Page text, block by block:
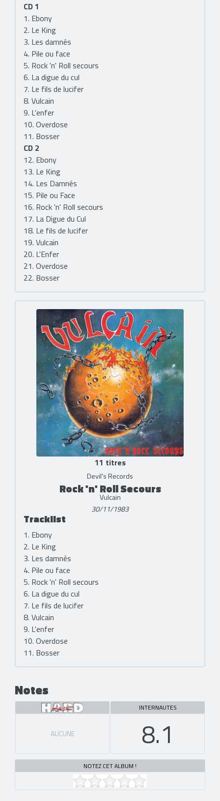
CD 1
1. Ebony
2. Le King
3. Les damnés
4. Pile ou face
5. Rock 'n' Roll secours
6. La digue du cul
7. Le fils de lucifer
8. Vulcain
9. L'enfer
10. Overdose
11. Bosser
CD 2
12. Ebony
13. Le King
14. Les Damnés
15. Pile ou Face
16. Rock 'n' Roll secours
17. La Digue du Cul
18. Le fils de lucifer
19. Vulcain
20. L'Enfer
21. Overdose
22. Bosser
11 titres
Devil's Records
Rock 'n' Roll Secours
Vulcain
30/11/1983
Tracklist
1. Ebony
2. Le King
3. Les damnés
4. Pile ou face
5. Rock 'n' Roll secours
6. La digue du cul
7. Le fils de lucifer
8. Vulcain
9. L'enfer
10. Overdose
11. Bosser
Notes
AUCUNE
INTERNAUTES
8.1
NOTEZ CET ALBUM !